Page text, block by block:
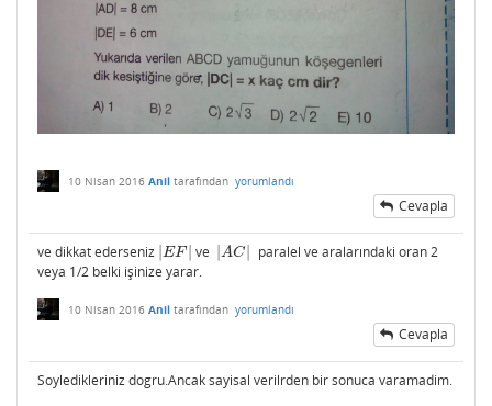
10 Nisan 2016 Anil tarafından yorumlandı
Cevapla
ve dikkat ederseniz EF
|EF| ve |AC
|AC|
paralel ve aralarındaki oran 2
veya 1/2 belki işinize yarar.
10 Nisan 2016 Anil tarafından yorumlandı
Cevapla
Soyledikleriniz dogru.Ancak sayisal verilrden bir sonuca varamadim.